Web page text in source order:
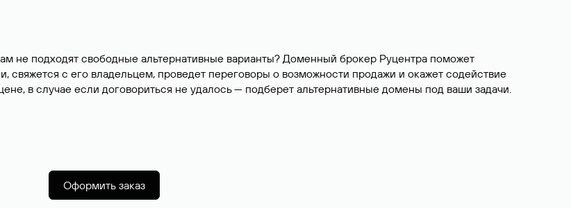
не подходят свободные альтернативные варианты? Доменный брокер Руцентра поможет
свяжется с его владельцем, проведет переговоры о возможности продажи и окажет содействие
в случае если договориться не удалось — подберет альтернативные домены под ваши задачи.
Оформить заказ